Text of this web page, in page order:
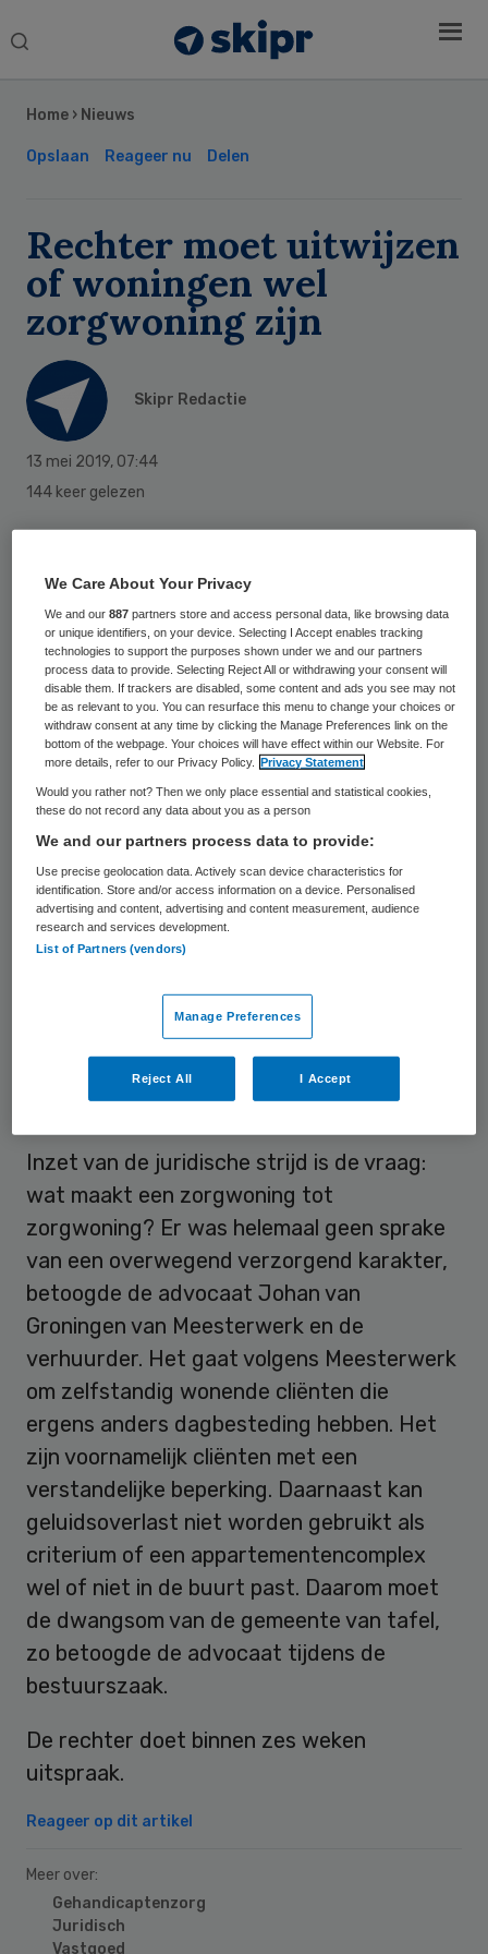
Search
Home › Nieuws
Opslaan Reageer nu Delen
Rechter moet uitwijzen
of woningen wel
zorgwoning zijn
Skipr Redactie
13 mei 2019, 07:44
144 keer gelezen
Meesterwerk stonden op 10 mei voor de
rechter. Inzet is een dwangsom van
tienduizend euro die Meesterwerk moet
betalen omdat ze zorgwoningen heeft op
een plek waar dat niet is toegestaan.
Ook de verhuurder bij wie Meesterwerk
huurt kreeg een dwangsom van
tienduizend euro opgelegd,meldt dagblad
de Stentor op 10 mei. Volgens de partijen
gaat het gewoon om toegestane,
zelfstandig wonende cliënten. Het geschil
geklaagd over geluidsoverlast van jongeren
die buiten zitten en harde muziek draaien.
Zelfstandig
Inzet van de juridische strijd is de vraag:
wat maakt een zorgwoning tot
zorgwoning? Er was helemaal geen sprake
van een overwegend verzorgend karakter,
betoogde de advocaat Johan van
Groningen van Meesterwerk en de
verhuurder. Het gaat volgens Meesterwerk
om zelfstandig wonende cliënten die
ergens anders dagbesteding hebben. Het
zijn voornamelijk cliënten met een
verstandelijke beperking. Daarnaast kan
geluidsoverlast niet worden gebruikt als
criterium of een appartementencomplex
wel of niet in de buurt past. Daarom moet
de dwangsom van de gemeente van tafel,
zo betoogde de advocaat tijdens de
bestuurszaak.
De rechter doet binnen zes weken
uitspraak.
Reageer op dit artikel
Meer over:
Gehandicaptenzorg
Juridisch
Vastgoed
Sidebar
We Care About Your Privacy
We and our887 partners store and access personal data, like browsing data
or unique identifiers, on your device. Selecting I Accept enables tracking
technologies to support the purposes shown under we and our partners
process data to provide. Selecting Reject All or withdrawing your consent will
disable them. If trackers are disabled, some content and ads you see may not
be as relevant to you. You can resurface this menu to change your choices or
withdraw consent at any time by clicking the Manage Preferences link on the
bottom of the webpage. Your choices will have effect within our Website. For
more details, refer to our Privacy Policy.
Privacy Statement
Would you rather not? Then we only place essential and statistical cookies,
these do not record any data about you as a person
We and our partners process data to provide:
Use precise geolocation data. Actively scan device characteristics for
identification. Store and/or access information on a device. Personalised
advertising and content, advertising and content measurement, audience
research and services development.
List of Partners (vendors)
Manage Preferences
Reject All I Accept